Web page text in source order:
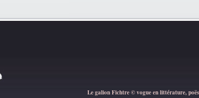
Le galion Fichtre © vogue en littérature,